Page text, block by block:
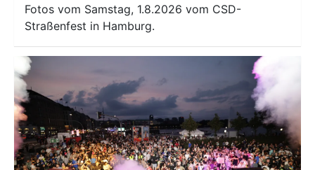
Fotos vom Samstag, 1.8.2026 vom CSD-
Straßenfest in Hamburg.